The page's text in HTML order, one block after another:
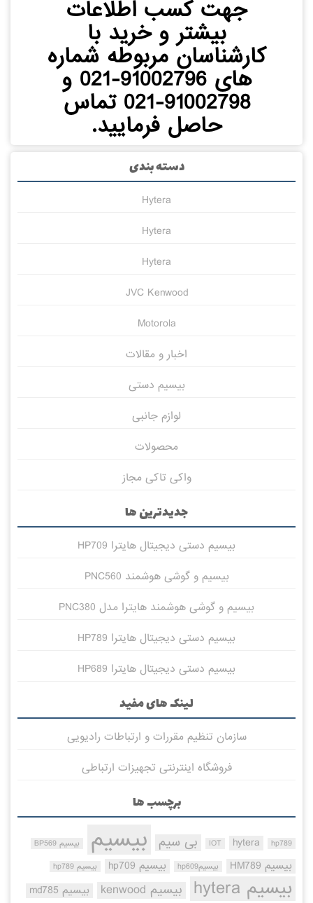
جهت کسب اطلاعات
بیشتر و خرید با
کارشناسان مربوطه شماره
های 91002796-021 و
91002798-021 تماس
حاصل فرمایید.
دسته بندی
Hytera
Hytera
Hytera
JVC Kenwood
Motorola
اخبار و مقالات
بیسیم دستی
لوازم جانبی
محصولات
واکی تاکی مجاز
جدیدترین ها
بیسیم دستی دیجیتال هایترا HP709
بیسیم و گوشی هوشمند PNC560
بیسیم و گوشی هوشمند هایترا مدل PNC380
بیسیم دستی دیجیتال هایترا HP789
بیسیم دستی دیجیتال هایترا HP689
لینک های مفید
سازمان تنظیم مقررات و ارتباطات رادیویی
فروشگاه اینترنتی تجهیزات ارتباطی
برچسب ها
hp789
hytera
IOT بی سیم بیسیم بیسیم BP569
بیسیم HM789 بیسیمhp609 بیسیم hp709 بیسیم hp789
بیسیم hytera بیسیم kenwood بیسیم md785